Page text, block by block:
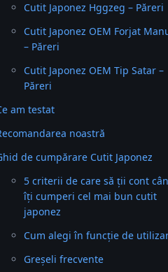
Cutit Japonez Hggzeg – Păreri
Cutit Japonez OEM Forjat
– Păreri
Cutit Japonez OEM Tip Satar –
Păreri
am testat
noastră
de cumpărare Cutit Japonez
5 criterii de care să ții cont
îți cumperi cel mai bun cutit
japonez
Cum alegi în funcție de
Greșeli frecvente